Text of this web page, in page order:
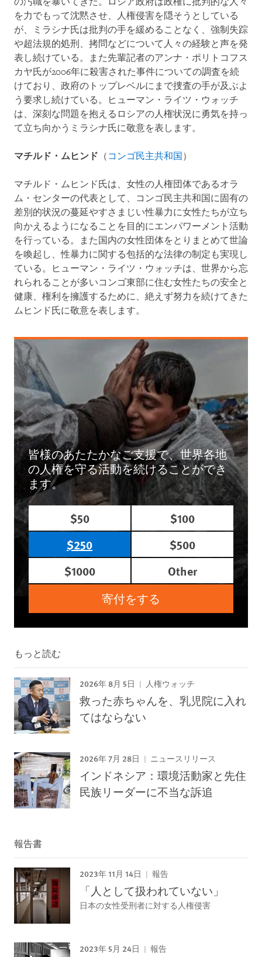
を力でもって沈黙させ、人権侵害を隠そうとしている
が、ミラシナ氏は批判の手を緩めることなく、強制失踪
や超法規的処刑、拷問などについて人々の経験と声を発
表し続けている。また先輩記者のアンナ・ポリトコフス
カヤ氏が2006年に殺害された事件についての調査を続
けており、政府のトップレベルにまで捜査の手が及ぶよ
う要求し続けている。ヒューマン・ライツ・ウォッチ
は、深刻な問題を抱えるロシアの人権状況に勇気を持っ
て立ち向かうミラシナ氏に敬意を表します。
マチルド・ムヒンド （ コンゴ民主共和国 ）
マチルド・ムヒンド氏は、女性の人権団体であるオラ
ム・センターの代表として、コンゴ民主共和国に固有の
差別的状況の蔓延やすさまじい性暴力に女性たちが立ち
向かえるようになることを目的にエンパワーメント活動
を行っている。また国内の女性団体をとりまとめて世論
を喚起し、性暴力に関する包括的な法律の制定も実現し
ている。ヒューマン・ライツ・ウォッチは、世界から忘
れられることが多いコンゴ東部に住む女性たちの安全と
健康、権利を擁護するために、絶えず努力を続けてきた
ムヒンド氏に敬意を表します。
皆様のあたたかなご支援で、世界各地
の人権を守る活動を続けることができ
ます。
$50
$100
$250
$500
$1000
Other
寄付をする
もっと読む
2026年 8月 5日 人権ウォッチ
救った赤ちゃんを、乳児院に入れ
てはならない
2026年 7月 28日 ニュースリリース
インドネシア：環境活動家と先住
民族リーダーに不当な訴追
報告書
2023年 11月 14日 報告
「人として扱われていない」
日本の女性受刑者に対する人権侵害
2023年 5月 24日 報告